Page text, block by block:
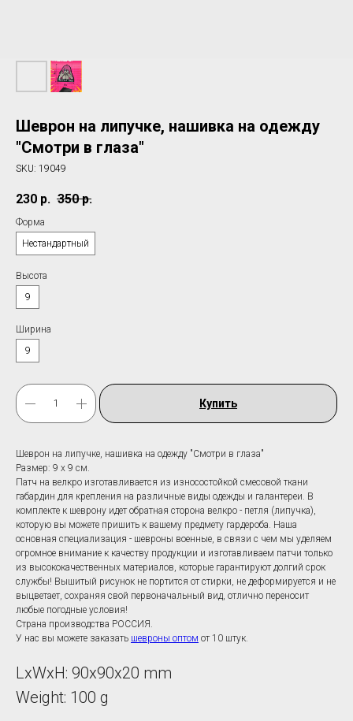
Шеврон на липучке, нашивка на одежду
"Смотри в глаза"
SKU: 19049
230 р. 350 р.
Форма
Нестандартный
Высота
9
Ширина
9
Купить
Шеврон на липучке, нашивка на одежду "Смотри в глаза"
Размер: 9 х 9 см.
Патч на велкро изготавливается из износостойкой смесовой ткани
габардин для крепления на различные виды одежды и галантереи. В
комплекте к шеврону идет обратная сторона велкро - петля (липучка),
которую вы можете пришить к вашему предмету гардероба. Наша
основная специализация - шевроны военные, в связи с чем мы уделяем
огромное внимание к качеству продукции и изготавливаем патчи только
из высококачественных материалов, которые гарантируют долгий срок
службы! Вышитый рисунок не портится от стирки, не деформируется и не
выцветает, сохраняя свой первоначальный вид, отлично переносит
любые погодные условия!
Страна производства РОССИЯ.
У нас вы можете заказать шевроны оптом от 10 штук.
LxWxH: 90x90x20 mm
Weight: 100 g